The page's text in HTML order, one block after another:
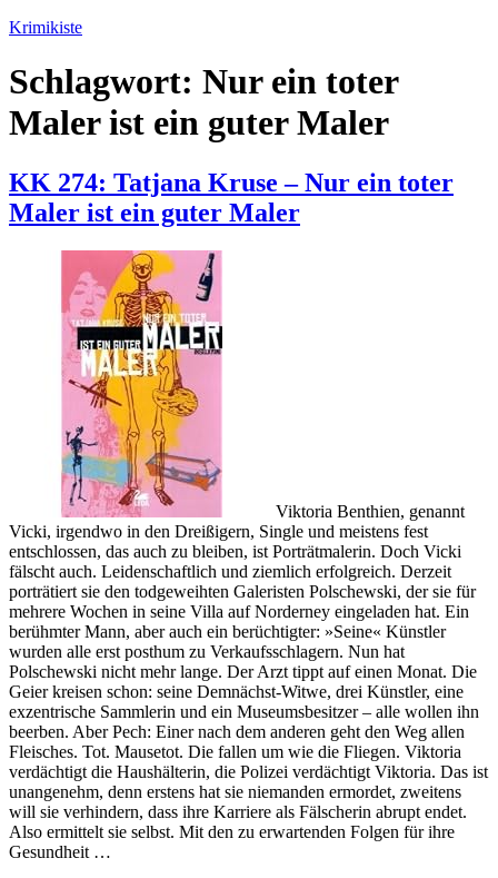
Zum
springen
Krimikiste
Schlagwort: Nur ein toter
Maler ist ein guter Maler
KK 274: Tatjana Kruse – Nur ein toter
Maler ist ein guter Maler
Viktoria Benthien, genannt
Vicki, irgendwo in den Dreißigern, Single und meistens fest
entschlossen, das auch zu bleiben, ist Porträtmalerin. Doch Vicki
fälscht auch. Leidenschaftlich und ziemlich erfolgreich. Derzeit
porträtiert sie den todgeweihten Galeristen Polschewski, der sie für
mehrere Wochen in seine Villa auf Norderney eingeladen hat. Ein
berühmter Mann, aber auch ein berüchtigter: »Seine« Künstler
wurden alle erst posthum zu Verkaufsschlagern. Nun hat
Polschewski nicht mehr lange. Der Arzt tippt auf einen Monat. Die
Geier kreisen schon: seine Demnächst-Witwe, drei Künstler, eine
exzentrische Sammlerin und ein Museumsbesitzer – alle wollen ihn
beerben. Aber Pech: Einer nach dem anderen geht den Weg allen
Fleisches. Tot. Mausetot. Die fallen um wie die Fliegen. Viktoria
verdächtigt die Haushälterin, die Polizei verdächtigt Viktoria. Das ist
unangenehm, denn erstens hat sie niemanden ermordet, zweitens
will sie verhindern, dass ihre Karriere als Fälscherin abrupt endet.
Also ermittelt sie selbst. Mit den zu erwartenden Folgen für ihre
Gesundheit …